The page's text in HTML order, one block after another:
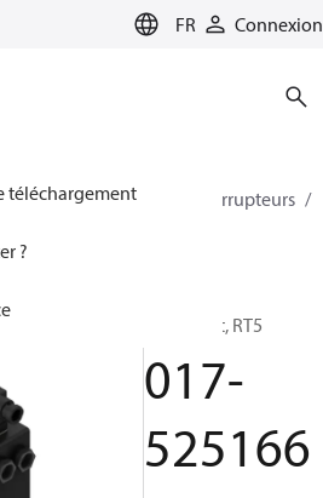
FR Connexion
téléchargement
?
Solutions - cooling
Interrupteurs
Pressostat, RT5
017-
525166